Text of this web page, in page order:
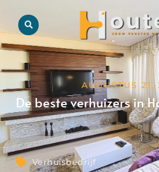
AUGUSTUS 21,
De beste verhuizers in
Verhuisbedrijf